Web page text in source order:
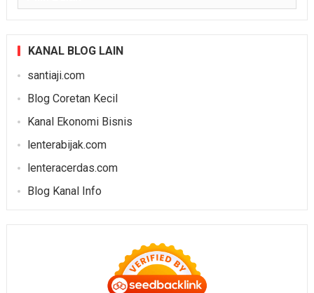
KANAL BLOG LAIN
santiaji.com
Blog Coretan Kecil
Kanal Ekonomi Bisnis
lenterabijak.com
lenteracerdas.com
Blog Kanal Info